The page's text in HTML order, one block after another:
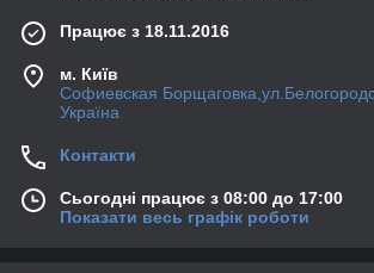
Працює з 18.11.2016
м. Київ
Софиевская
Україна
Контакти
Сьогодні працює з 08:00 до 17:00
Показати весь графік роботи